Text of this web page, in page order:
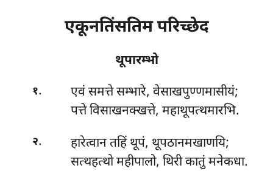
एकूनतिंसतिम परिच्छेद
थूपारम्भो
१.
एवं समत्ते सम्भारे, वेसाखपुण्णमासीयं;
पत्ते विसाखनक्खत्ते, महाथूपत्थमारभि.
२.
हारेत्वान तहिं थूपं, थूपठानमखाणयि;
सत्थहत्थो महीपालो, थिरी कातुं मनेकधा.